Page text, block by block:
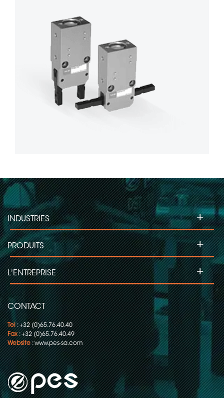
CONTACT
Tel: +32 (0)65.76.40.40
Fax: +32 (0)65.76.40.49
Website:www.pes-sa.com
INDUSTRIES +
PRODUITS +
L'ENTREPRISE +